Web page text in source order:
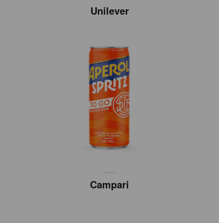
Unilever
Campari